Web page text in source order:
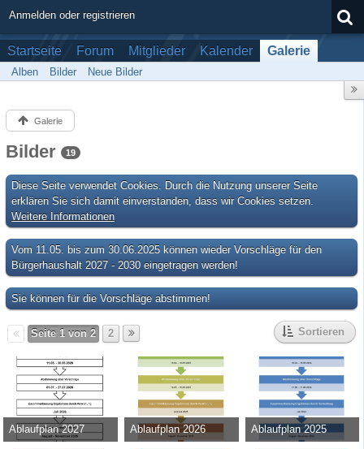
Anmelden oder registrieren
Startseite Forum Mitglieder Kalender Galerie
Alben Bilder Neue Bilder
Galerie
Bilder 19
Diese Seite verwendet Cookies. Durch die Nutzung unserer Seite
erklären Sie sich damit einverstanden, dass wir Cookies setzen.
Weitere Informationen
Vom 11.05. bis zum 30.06.2025 können wieder Vorschläge für den
Bürgerhaushalt 2027 - 2030 eingetragen werden!
Sie können für die Vorschläge abstimmen!
Seite 1 von 2 2 Sortieren
Ablaufplan 2027
Admin-11. Mai 2026
Ablaufplan 2026
Admin-13. Februar 2025
Ablaufplan 2025
Admin-13. März 2024